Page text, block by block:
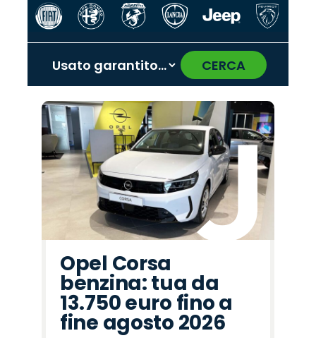
CERCA
Promo
Abarth
Promo
Lancia
Promo
Jaecoo
Promo
Peugeot
Promo
Alfa
Romeo
Promo
Mazda
Promo
Hyundai
Promo
Citroën
Promo
Omoda
Promo
Opel
Promo
Seat
Promo
Jeep
Promo
Fiat
Promo
Cupra
Promo
Land
Rover
‹ ›
Opel Corsa
benzina: tua da
13.750 euro fino a
fine agosto 2026